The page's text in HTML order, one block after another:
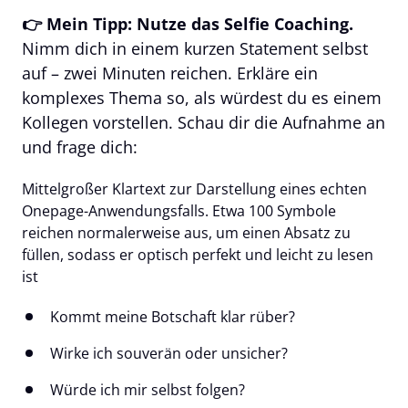
👉 Mein Tipp: Nutze das Selfie Coaching.
Nimm dich in einem kurzen Statement selbst
auf – zwei Minuten reichen. Erkläre ein
komplexes Thema so, als würdest du es einem
Kollegen vorstellen. Schau dir die Aufnahme an
und frage dich:
Mittelgroßer Klartext zur Darstellung eines echten
Onepage-Anwendungsfalls. Etwa 100 Symbole
reichen normalerweise aus, um einen Absatz zu
füllen, sodass er optisch perfekt und leicht zu lesen
ist
Kommt meine Botschaft klar rüber?
Wirke ich souverän oder unsicher?
Würde ich mir selbst folgen?